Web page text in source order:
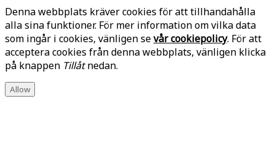
Denna webbplats kräver cookies för att tillhandahålla
alla sina funktioner. För mer information om vilka data
som ingår i cookies, vänligen sevår cookiepolicy. För att
acceptera cookies från denna webbplats, vänligen klicka
på knappen Tillåtnedan.
Allow